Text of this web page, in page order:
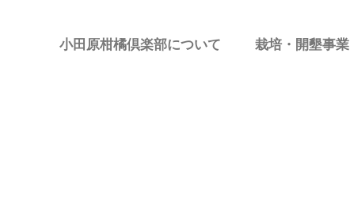
小田原柑橘倶楽部について 栽培・開墾事業